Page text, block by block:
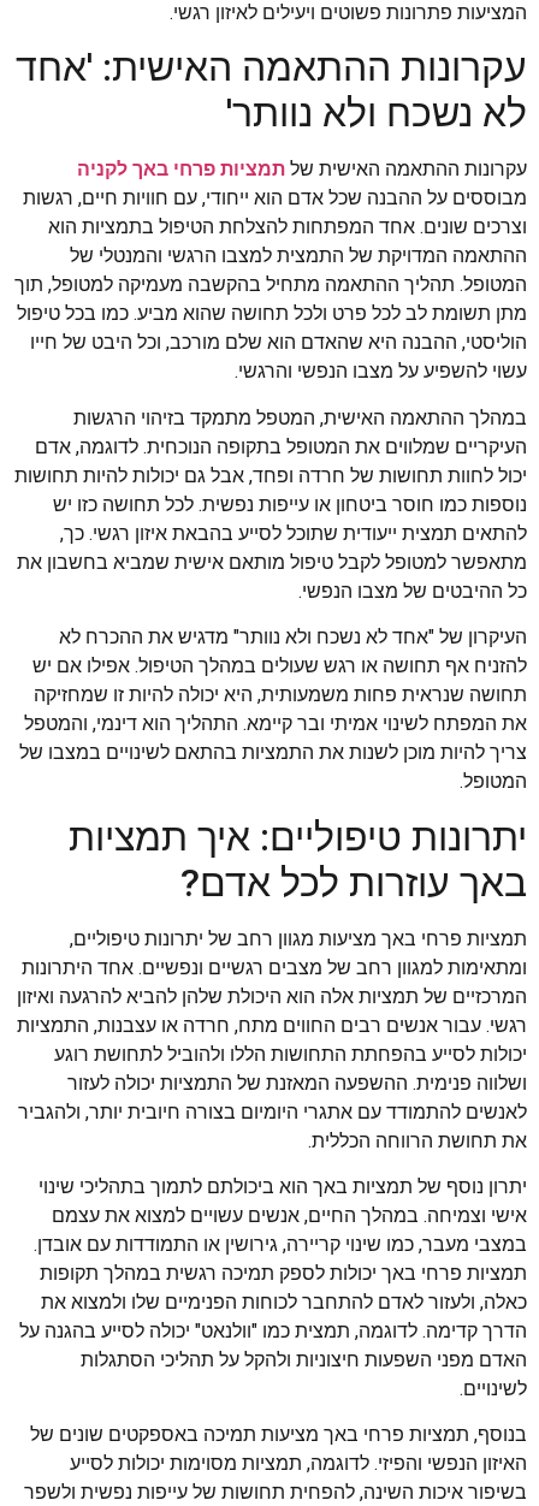
המציעות פתרונות פשוטים ויעילים לאיזון רגשי.
עקרונות ההתאמה האישית: 'אחד
לא נשכח ולא נוותר'
עקרונות ההתאמה האישית של תמציות פרחי באך לקניה
מבוססים על ההבנה שכל אדם הוא ייחודי, עם חוויות חיים, רגשות
וצרכים שונים. אחד המפתחות להצלחת הטיפול בתמציות הוא
ההתאמה המדויקת של התמצית למצבו הרגשי והמנטלי של
המטופל. תהליך ההתאמה מתחיל בהקשבה מעמיקה למטופל, תוך
מתן תשומת לב לכל פרט ולכל תחושה שהוא מביע. כמו בכל טיפול
הוליסטי, ההבנה היא שהאדם הוא שלם מורכב, וכל היבט של חייו
עשוי להשפיע על מצבו הנפשי והרגשי.
במהלך ההתאמה האישית, המטפל מתמקד בזיהוי הרגשות
העיקריים שמלווים את המטופל בתקופה הנוכחית. לדוגמה, אדם
יכול לחוות תחושות של חרדה ופחד, אבל גם יכולות להיות תחושות
נוספות כמו חוסר ביטחון או עייפות נפשית. לכל תחושה כזו יש
להתאים תמצית ייעודית שתוכל לסייע בהבאת איזון רגשי. כך,
מתאפשר למטופל לקבל טיפול מותאם אישית שמביא בחשבון את
כל ההיבטים של מצבו הנפשי.
העיקרון של "אחד לא נשכח ולא נוותר" מדגיש את ההכרח לא
להזניח אף תחושה או רגש שעולים במהלך הטיפול. אפילו אם יש
תחושה שנראית פחות משמעותית, היא יכולה להיות זו שמחזיקה
את המפתח לשינוי אמיתי ובר קיימא. התהליך הוא דינמי, והמטפל
צריך להיות מוכן לשנות את התמציות בהתאם לשינויים במצבו של
המטופל.
יתרונות טיפוליים: איך תמציות
באך עוזרות לכל אדם?
תמציות פרחי באך מציעות מגוון רחב של יתרונות טיפוליים,
ומתאימות למגוון רחב של מצבים רגשיים ונפשיים. אחד היתרונות
המרכזיים של תמציות אלה הוא היכולת שלהן להביא להרגעה ואיזון
רגשי. עבור אנשים רבים החווים מתח, חרדה או עצבנות, התמציות
יכולות לסייע בהפחתת התחושות הללו ולהוביל לתחושת רוגע
ושלווה פנימית. ההשפעה המאזנת של התמציות יכולה לעזור
לאנשים להתמודד עם אתגרי היומיום בצורה חיובית יותר, ולהגביר
את תחושת הרווחה הכללית.
יתרון נוסף של תמציות באך הוא ביכולתם לתמוך בתהליכי שינוי
אישי וצמיחה. במהלך החיים, אנשים עשויים למצוא את עצמם
במצבי מעבר, כמו שינוי קריירה, גירושין או התמודדות עם אובדן.
תמציות פרחי באך יכולות לספק תמיכה רגשית במהלך תקופות
כאלה, ולעזור לאדם להתחבר לכוחות הפנימיים שלו ולמצוא את
הדרך קדימה. לדוגמה, תמצית כמו "וולנאט" יכולה לסייע בהגנה על
האדם מפני השפעות חיצוניות ולהקל על תהליכי הסתגלות
לשינויים.
בנוסף, תמציות פרחי באך מציעות תמיכה באספקטים שונים של
האיזון הנפשי והפיזי. לדוגמה, תמציות מסוימות יכולות לסייע
בשיפור איכות השינה, להפחית תחושות של עייפות נפשית ולשפר